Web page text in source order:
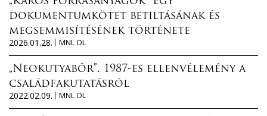
dokumentumkötet betiltásának és
megsemmisítésének története
2026.01.28.
MNL OL
„Neokutyabőr”. 1987-es ellenvélemény a
családfakutatásról
2022.02.09.
MNL OL